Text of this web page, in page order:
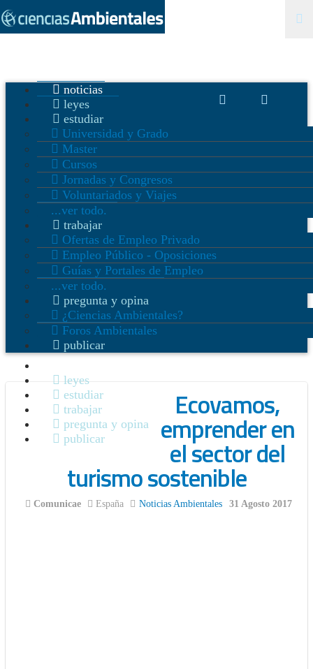
noticias
leyes
estudiar
Universidad y Grado
Master
Cursos
Jornadas y Congresos
Voluntariados y Viajes
...ver todo.
trabajar
Ofertas de Empleo Privado
Empleo Público - Oposiciones
Guías y Portales de Empleo
...ver todo.
pregunta y opina
¿Ciencias Ambientales?
Foros Ambientales
publicar
leyes
estudiar
trabajar
pregunta y opina
publicar
Ecovamos,
emprender en
el sector del
turismo sostenible
Comunicae España Noticias Ambientales 31 Agosto 2017